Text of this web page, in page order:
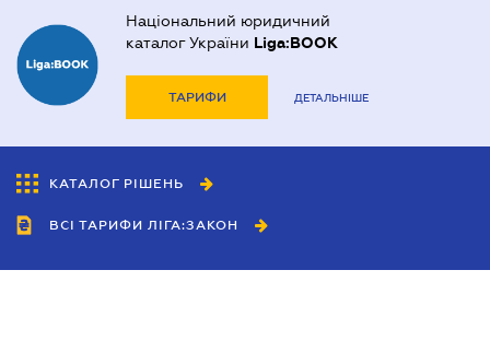
Національний юридичний
каталог України Liga:BOOK
ТАРИФИ ДЕТАЛЬНІШЕ
КАТАЛОГ РІШЕНЬ
ВСІ ТАРИФИ ЛІГА:ЗАКОН